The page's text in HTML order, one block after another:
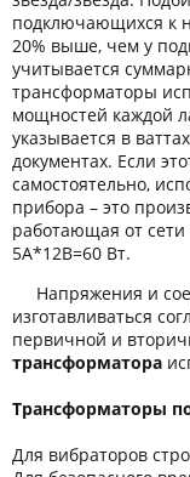
подключающихся к
20% выше, чем у
учитывается
трансформаторы
мощностей каждой
указывается в
документах. Если
самостоятельно,
прибора – это
работающая от сети
5А*12В=60 Вт.
Напряжения и
изготавливаться
первичной и
трансформатора
Трансформаторы
Для вибраторов